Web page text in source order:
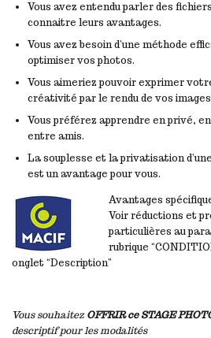
x
:
0
0
0
€
0
Vous avez entendu parler des
connaitre leurs avantages.
Vous avez besoin d’une méthode
optimiser vos photos.
Vous aimeriez pouvoir exprimer
créativité par le rendu de vos
Vous préférez apprendre en privé,
entre amis.
La souplesse et la privatisation
est un avantage pour vous.
Avantages
Voir réductions et
particulières au
rubrique
onglet “Description”
Vous souhaitez OFFRIR ce STAGE
descriptif pour les modalités